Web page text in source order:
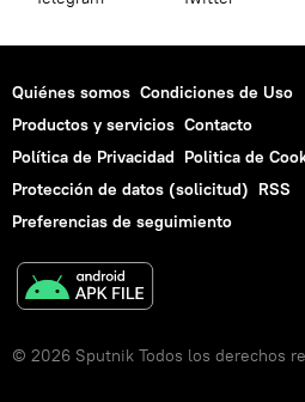
Quiénes somos Condiciones de Uso
Productos y servicios Contacto
Política de Privacidad Politica de
Protección de datos (solicitud) RSS
Preferencias de seguimiento
© 2026 Sputnik Todos los derechos